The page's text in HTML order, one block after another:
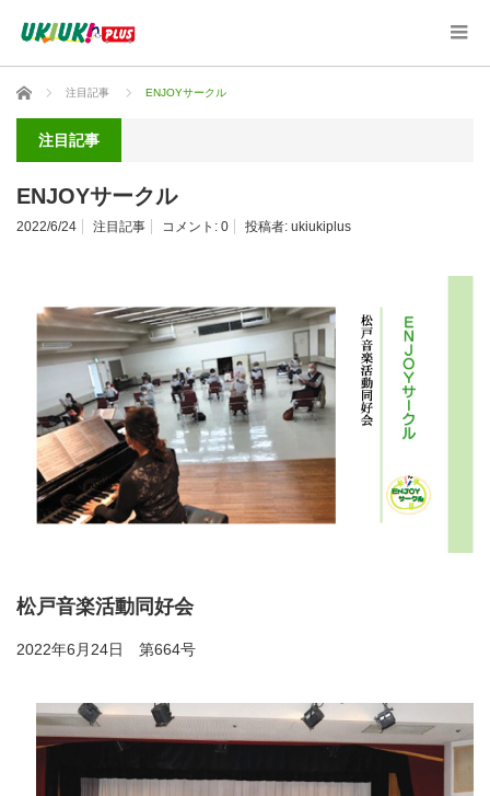
ホーム 注目記事 ENJOYサークル
注目記事
ENJOYサークル
2022/6/24 注目記事 コメント: 0 投稿者: ukiukiplus
松戸音楽活動同好会
2022年6月24日 第664号